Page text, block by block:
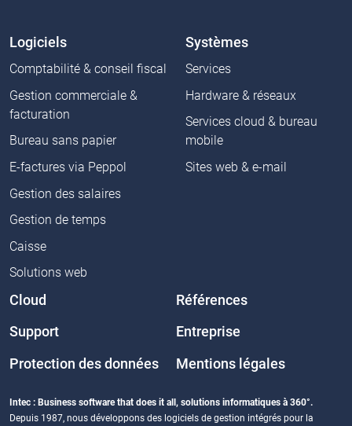
Logiciels
Comptabilité & conseil fiscal
Gestion commerciale &
facturation
Bureau sans papier
E-factures via Peppol
Gestion des salaires
Gestion de temps
Caisse
Solutions web
Systèmes
Services
Hardware & réseaux
Services cloud & bureau
mobile
Sites web & e-mail
Cloud Références
Support Entreprise
Protection des données Mentions légales
Intec : Business software that does it all, solutions informatiques à 360°.
Depuis 1987, nous développons des logiciels de gestion intégrés pour la